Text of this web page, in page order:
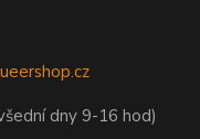
dny 9-16 hod)